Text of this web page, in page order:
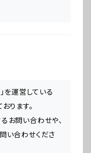
を運営している
ります。
問い合わせや、
い合わせくださ